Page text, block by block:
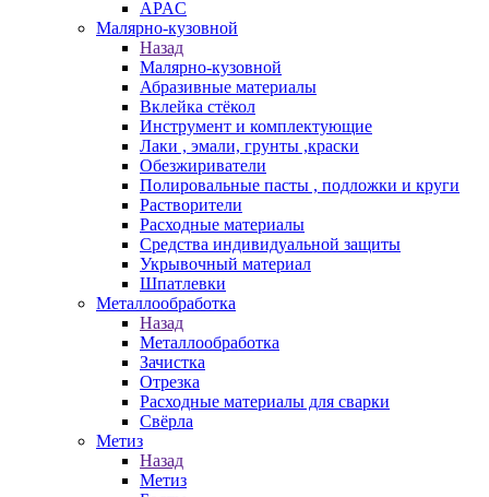
APAC
Малярно-кузовной
Назад
Малярно-кузовной
Абразивные материалы
Вклейка стёкол
Инструмент и комплектующие
Лаки , эмали, грунты ,краски
Обезжириватели
Полировальные пасты , подложки и круги
Растворители
Расходные материалы
Средства индивидуальной защиты
Укрывочный материал
Шпатлевки
Металлообработка
Назад
Металлообработка
Зачистка
Отрезка
Расходные материалы для сварки
Свёрла
Метиз
Назад
Метиз